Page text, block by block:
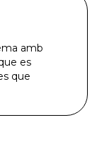
amb
es
que